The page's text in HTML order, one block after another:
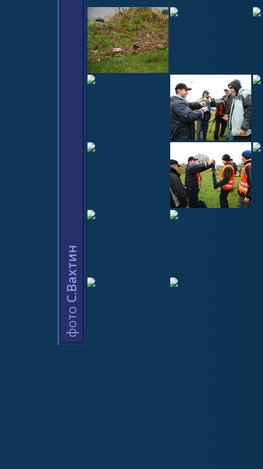
фото
С.Вахтин